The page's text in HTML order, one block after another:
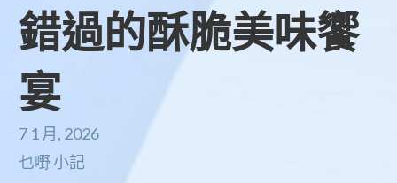
錯過的酥脆美味饗
宴
7 1 月, 2026
乜嘢 小記